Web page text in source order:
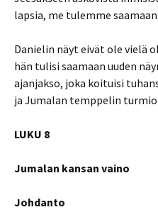
lapsia, me tulemme
Danielin näyt eivät ole vielä
hän tulisi saamaan uuden
ajanjakso, joka koituisi
ja Jumalan temppelin
LUKU 8
Jumalan kansan vaino
Johdanto